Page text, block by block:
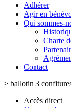
Adhérer
Agir en
Qui sommes-
Charte
Contact
> ballotin 3
Accès direct